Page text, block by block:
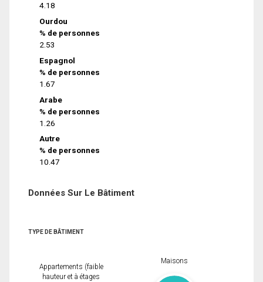
4.18
Ourdou
% de personnes
2.53
Espagnol
% de personnes
1.67
Arabe
% de personnes
1.26
Autre
% de personnes
10.47
Données Sur Le Bâtiment
TYPE DE BÂTIMENT
Appartements (faible
hauteur et à étages
Maisons